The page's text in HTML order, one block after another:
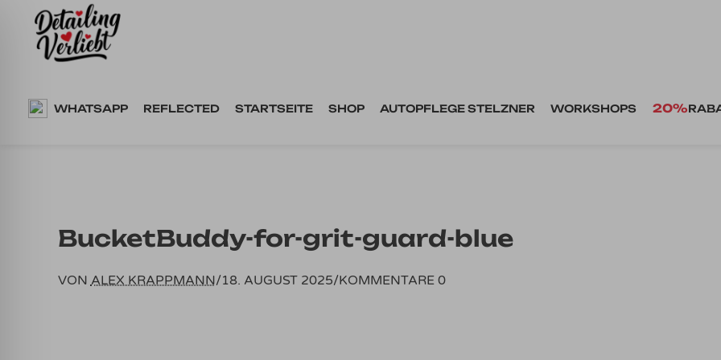
Springe
WHATSAPP REFLECTED STARTSEITE SHOP AUTOPFLEGE STELZNER WORKSHOPS 20%
BucketBuddy-for-grit-guard-blue
VON ALEX KRAPPMANN/18. AUGUST 2025/KOMMENTARE 0